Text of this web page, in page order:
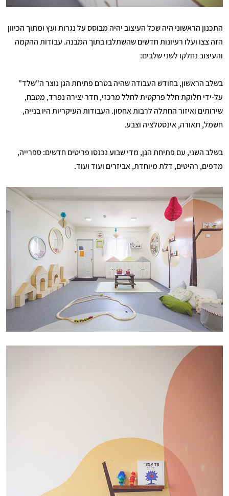
התכנון הראשוני היה שכל העיצוב יהיה מבוסס על נגרות ועץ ומתוך הכיוון
הזה צצו ועלו רעיונות חדשים שהשתלבו בתוך המבנה. עבודות ההקמה
והעיצוב נחלקו לשני שלבים:
בשלב הראשון, בחודש העבודה שהיה בטרם פתיחת הגן נוצר ה"שלד"
על-ידי חלוקת חלל פרקטית לחלל מרכזי, חדר יצירה נפרד, מטבח,
שירותים ואיזור החתלה לרבות אחסון. העבודות העיקריות היו בנייה,
חשמל, תאורה, אינסטלציה וצבע.
בשלב השני, עם פתיחת הגן, מדי שבוע נכנסו פריטים חדשים: ספרייה,
מדפים, רהיטים, דלת מיוחדת, אביזרים ועוד ועוד.